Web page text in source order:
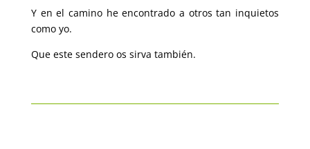
Y en el camino he encontrado a otros tan inquietos
como yo.
Que este sendero os sirva también.